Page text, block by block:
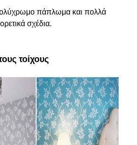
πάπλωμα και πολλά
σχέδια.
τοίχους